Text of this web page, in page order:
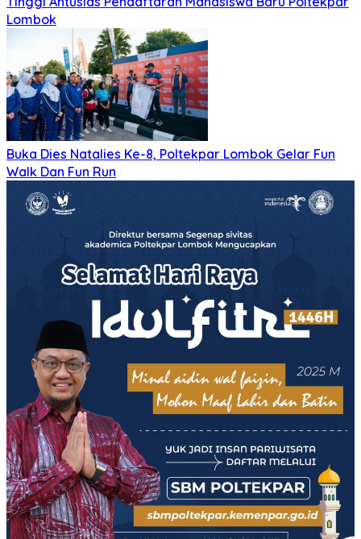
Lombok
Buka Dies Natalies Ke-8, Poltekpar Lombok Gelar Fun
Walk Dan Fun Run